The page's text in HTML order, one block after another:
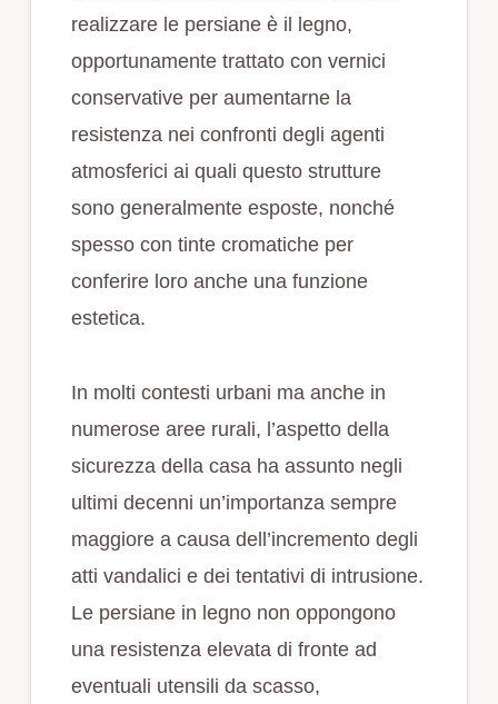
realizzare le persiane è il legno,
opportunamente trattato con vernici
conservative per aumentarne la
resistenza nei confronti degli agenti
atmosferici ai quali questo strutture
sono generalmente esposte, nonché
spesso con tinte cromatiche per
conferire loro anche una funzione
estetica.
In molti contesti urbani ma anche in
numerose aree rurali, l’aspetto della
sicurezza della casa ha assunto negli
ultimi decenni un’importanza sempre
maggiore a causa dell’incremento degli
atti vandalici e dei tentativi di intrusione.
Le persiane in legno non oppongono
una resistenza elevata di fronte ad
eventuali utensili da scasso,